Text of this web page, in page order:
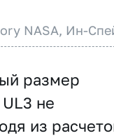
NASA, Ин-
размер
не
из